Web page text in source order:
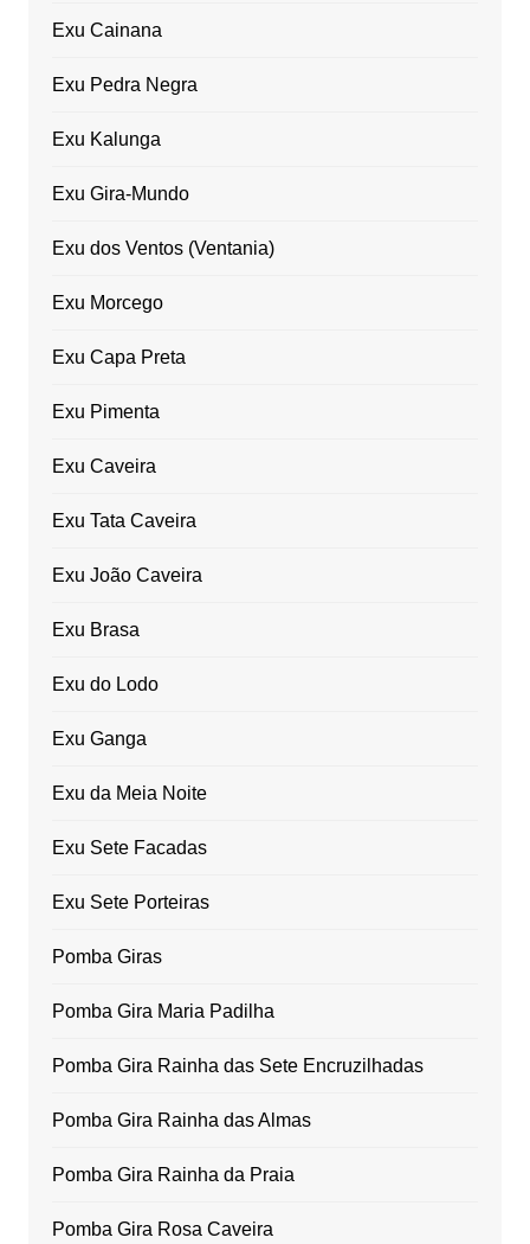
Exu Cainana
Exu Pedra Negra
Exu Kalunga
Exu Gira-Mundo
Exu dos Ventos (Ventania)
Exu Morcego
Exu Capa Preta
Exu Pimenta
Exu Caveira
Exu Tata Caveira
Exu João Caveira
Exu Brasa
Exu do Lodo
Exu Ganga
Exu da Meia Noite
Exu Sete Facadas
Exu Sete Porteiras
Pomba Giras
Pomba Gira Maria Padilha
Pomba Gira Rainha das Sete Encruzilhadas
Pomba Gira Rainha das Almas
Pomba Gira Rainha da Praia
Pomba Gira Rosa Caveira